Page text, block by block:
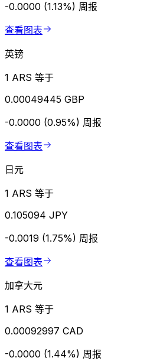
-0.0000 (1.13%) 周报
查看图表
英镑
1 ARS 等于
0.00049445 GBP
-0.0000 (0.95%) 周报
查看图表
日元
1 ARS 等于
0.105094 JPY
-0.0019 (1.75%) 周报
查看图表
加拿大元
1 ARS 等于
0.00092997 CAD
-0.0000 (1.44%) 周报